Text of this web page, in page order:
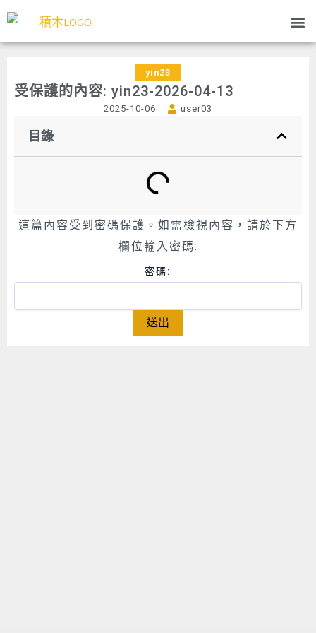
跳
主
yin23
受保護的內容: yin23-2026-04-13
2025-10-06 user03
目錄
這篇內容受到密碼保護。如需檢視內容，請於下方
欄位輸入密碼:
密碼: